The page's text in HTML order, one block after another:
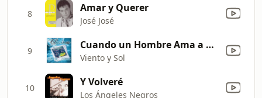
8 Amar y Querer
José José
9 Cuando un Hombre Ama a una Mujer
Viento y Sol
10 Y Volveré
Los Ángeles Negros